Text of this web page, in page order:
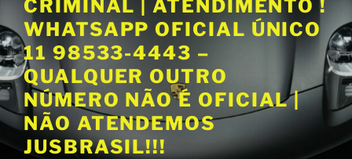
r
a
o
c
o
n
t
CRIMINAL | ATENDIMENTO !
WHATSAPP OFICIAL ÚNICO
11 98533-4443 –
QUALQUER OUTRO
NÚMERO NÃO É OFICIAL |
NÃO ATENDEMOS
JUSBRASIL!!!